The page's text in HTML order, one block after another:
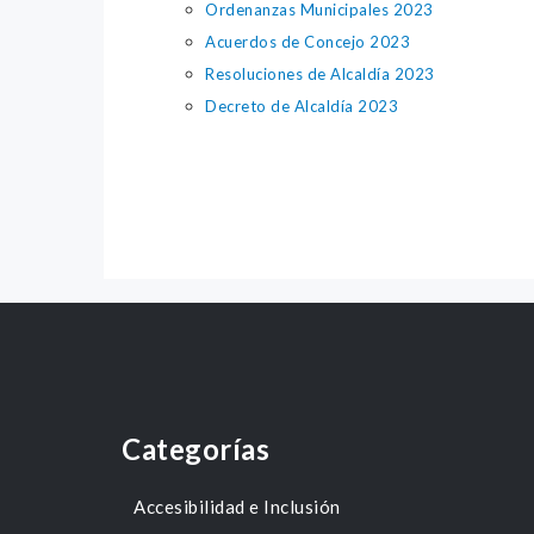
Ordenanzas Municipales 2023
Acuerdos de Concejo 2023
Resoluciones de Alcaldía 2023
Decreto de Alcaldía 2023
Categorías
Accesibilidad e Inclusión